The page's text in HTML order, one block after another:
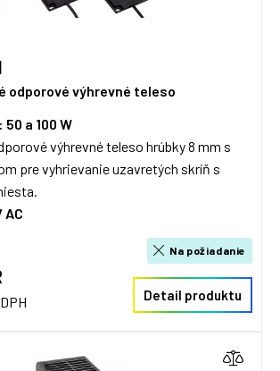
odporové výhrevné teleso
a 100 W
výhrevné teleso hrúbky 8 mm s
pre vyhrievanie uzavretých skríň s
AC
Na požiadanie
Detail produktu